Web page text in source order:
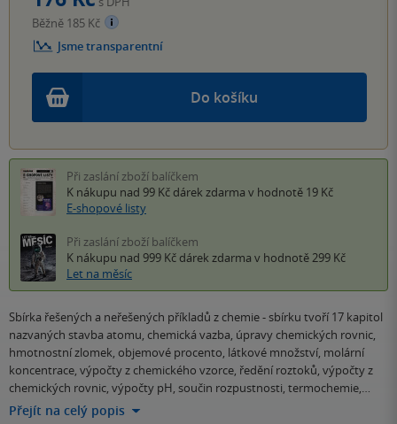
Do košíku
Běžně 185 Kč
Jsme transparentní
Při zaslání zboží balíčkem
K nákupu nad 99 Kč dárek zdarma v hodnotě 19 Kč
E-shopové listy
Při zaslání zboží balíčkem
K nákupu nad 999 Kč dárek zdarma v hodnotě 299 Kč
Let na měsíc
Sbírka řešených a neřešených příkladů z chemie - sbírku tvoří 17 kapitol
nazvaných stavba atomu, chemická vazba, úpravy chemických rovnic,
hmotnostní zlomek, objemové procento, látkové množství, molární
koncentrace, výpočty z chemického vzorce, ředění roztoků, výpočty z
chemických rovnic, výpočty pH, součin rozpustnosti, termochemie,…
Přejít na celý popis